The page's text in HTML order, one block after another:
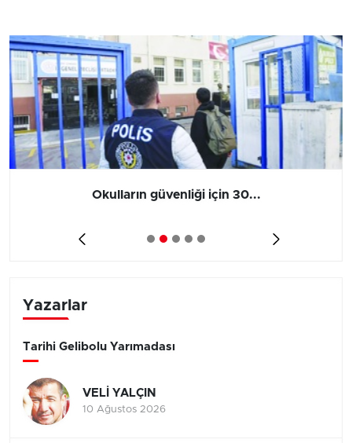
Okulların güvenliği için 30...
Yazarlar
Tarihi Gelibolu Yarımadası
VELİ YALÇIN
10 Ağustos 2026